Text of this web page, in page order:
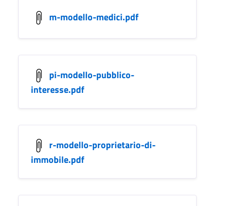
m-modello-medici.pdf
pi-modello-pubblico-
interesse.pdf
r-modello-proprietario-di-
immobile.pdf